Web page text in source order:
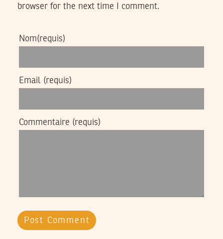
browser for the next time I comment.
Nom(requis)
Email (requis)
Commentaire (requis)